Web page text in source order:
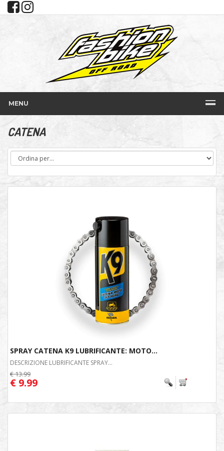
MENU
CATENA
SPRAY CATENA K9 LUBRIFICANTE: MOTO...
DESCRIZIONE LUBRIFICANTE SPRAY...
€ 13.99
€ 9.99